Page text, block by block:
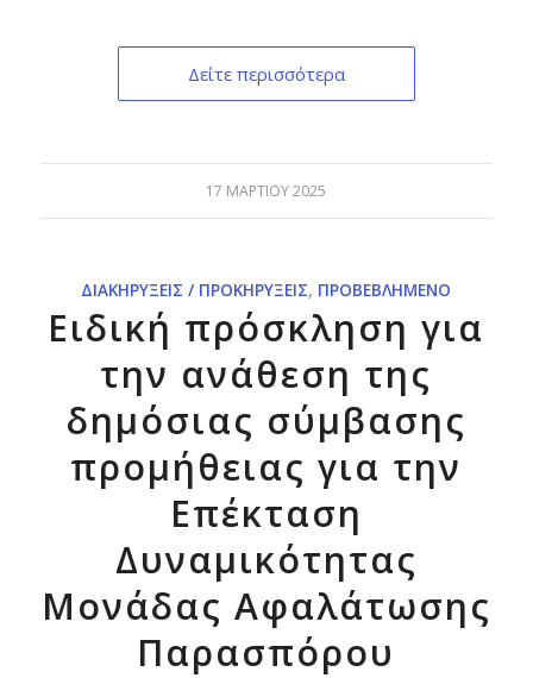
Δείτε περισσότερα
17 ΜΑΡΤΊΟΥ 2025
ΔΙΑΚΗΡΎΞΕΙΣ / ΠΡΟΚΗΡΎΞΕΙΣ, ΠΡΟΒΕΒΛΗΜΈΝΟ
Ειδική πρόσκληση για
την ανάθεση της
δημόσιας σύμβασης
προμήθειας για την
Επέκταση
Δυναμικότητας
Μονάδας Αφαλάτωσης
Παρασπόρου